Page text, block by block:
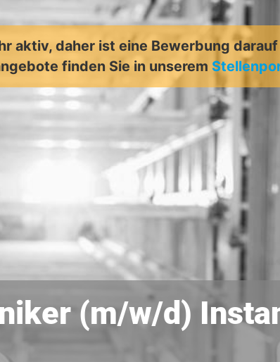
aktiv, daher ist eine Bewerbung
finden Sie in unserem
(m/w/d)